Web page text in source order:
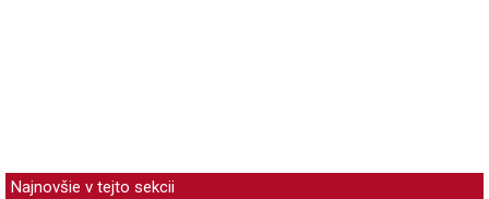
Najnovšie v tejto sekcii